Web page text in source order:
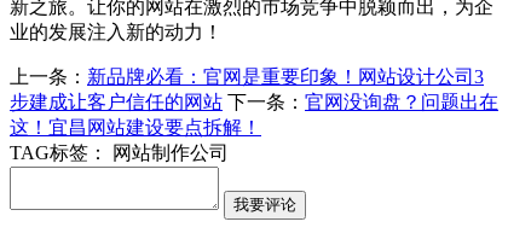
新之旅。让你的网站在激烈的市场竞争中脱颖而出，为企
业的发展注入新的动力！
上一条： 新品牌必看：官网是重要印象！网站设计公司3
步建成让客户信任的网站 下一条： 官网没询盘？问题出在
这！宜昌网站建设要点拆解！
TAG标签：
网站制作公司